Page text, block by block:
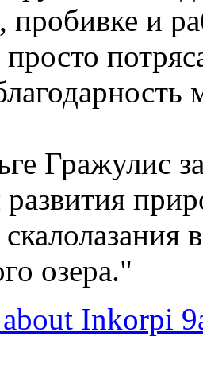
пробивке и
Гражулис
озера."
Inkorpi